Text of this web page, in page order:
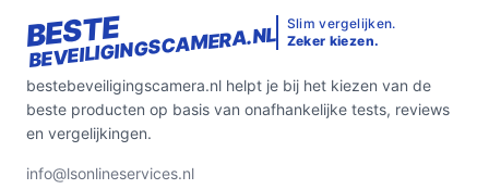
BESTE
BEVEILIGINGSCAMERA.NL Slim vergelijken.
Zeker kiezen.
bestebeveiligingscamera.nl helpt je bij het kiezen van de
beste producten op basis van onafhankelijke tests, reviews
en vergelijkingen.
info@lsonlineservices.nl